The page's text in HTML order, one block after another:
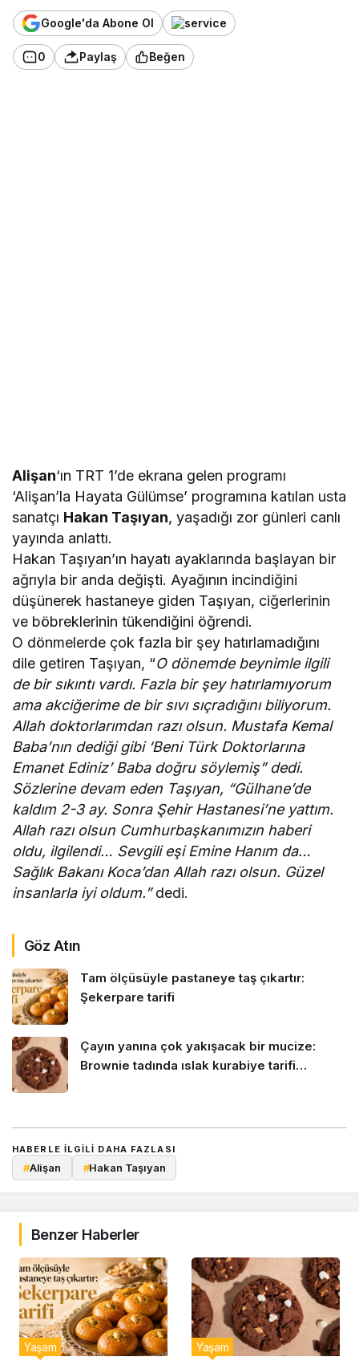
Google'da Abone Ol
0 Paylaş Beğen
Alişan‘ın TRT 1’de ekrana gelen programı
‘Alişan’la Hayata Gülümse’ programına katılan usta
sanatçı Hakan Taşıyan, yaşadığı zor günleri canlı
yayında anlattı.
Hakan Taşıyan’ın hayatı ayaklarında başlayan bir
ağrıyla bir anda değişti. Ayağının incindiğini
düşünerek hastaneye giden Taşıyan, ciğerlerinin
ve böbreklerinin tükendiğini öğrendi.
O dönmelerde çok fazla bir şey hatırlamadığını
dile getiren Taşıyan, “O dönemde beynimle ilgili
de bir sıkıntı vardı. Fazla bir şey hatırlamıyorum
ama akciğerime de bir sıvı sıçradığını biliyorum.
Allah doktorlarımdan razı olsun. Mustafa Kemal
Baba’nın dediği gibi ‘Beni Türk Doktorlarına
Emanet Ediniz’ Baba doğru söylemiş” dedi.
Sözlerine devam eden Taşıyan, “Gülhane’de
kaldım 2-3 ay. Sonra Şehir Hastanesi’ne yattım.
Allah razı olsun Cumhurbaşkanımızın haberi
oldu, ilgilendi… Sevgili eşi Emine Hanım da…
Sağlık Bakanı Koca’dan Allah razı olsun. Güzel
insanlarla iyi oldum.”dedi.
Göz Atın
Tam ölçüsüyle pastaneye taş çıkartır:
Şekerpare tarifi
Çayın yanına çok yakışacak bir mucize:
Brownie tadında ıslak kurabiye tarifi…
HABERLE ILGILI DAHA FAZLASI
#Alişan #Hakan Taşıyan
Benzer Haberler
Yaşam Yaşam